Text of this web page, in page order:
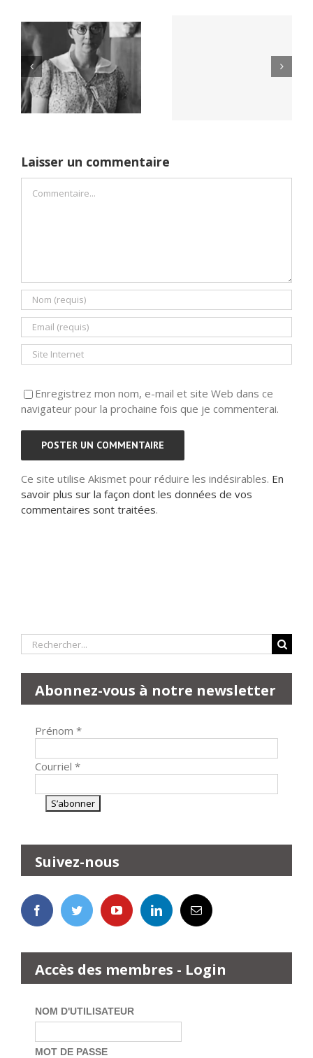
Netflix Field of
Dreams (1989)
Yaïr Golan : une
Laisser un commentaire
Enregistrez mon nom, e-mail et site Web dans ce
navigateur pour la prochaine fois que je commenterai.
Ce site utilise Akismet pour réduire les indésirables. En
savoir plus sur la façon dont les données de vos
commentaires sont traitées.
Rechercher:
Abonnez-vous à notre newsletter
Prénom *
Courriel *
Suivez-nous
Accès des membres - Login
NOM D'UTILISATEUR
MOT DE PASSE